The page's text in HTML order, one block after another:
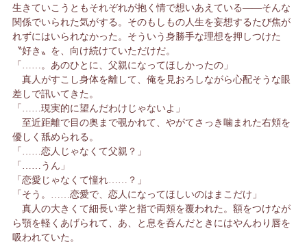
生きていこうともそれぞれが抱く情で想いあえている――そんな
関係でいられた気がする。そのもしもの人生を妄想するたび焦が
れずにはいられなかった。そういう身勝手な理想を押しつけた
〝好き〟を、向け続けていただけだ。
「……。あのひとに、父親になってほしかったの」
真人がすこし身体を離して、俺を見おろしながら心配そうな眼
差しで訊いてきた。
「……現実的に望んだわけじゃないよ」
至近距離で目の奥まで覗かれて、やがてさっき噛まれた右頬を
優しく舐められる。
「……恋人じゃなくて父親？」
「……うん」
「恋愛じゃなくて憧れ……？」
「そう。……恋愛で、恋人になってほしいのはまこだけ」
真人の大きくて細長い掌と指で両頬を覆われた。額をつけなが
ら顎を軽くあげられて、あ、と息を呑んだときにはやんわり唇を
吸われていた。